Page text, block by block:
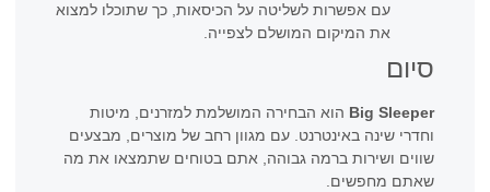
עם אפשרות לשליטה על הכיסאות, כך שתוכלו למצוא
את המיקום המושלם לצפייה.
סיום
Big Sleeper הוא הבחירה המושלמת למזרנים, מיטות
וחדרי שינה באינטרנט. עם מגוון רחב של מוצרים, מבצעים
שווים ושירות ברמה גבוהה, אתם בטוחים שתמצאו את מה
שאתם מחפשים.